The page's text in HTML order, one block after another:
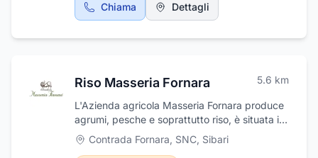
Chiama Dettagli
Riso Masseria Fornara 5.6 km
L'Azienda agricola Masseria Fornara produce
agrumi, pesche e soprattutto riso, è situata in
Calabria nella Piana di Sibari. La produzione
di questo importante cereale fu iniziata nel
Contrada Fornara, SNC, Sibari